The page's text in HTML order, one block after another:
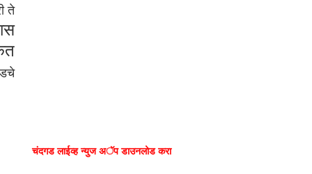
ते
चंदगड लाईव्ह न्युज अॅप डाउनलोड करा